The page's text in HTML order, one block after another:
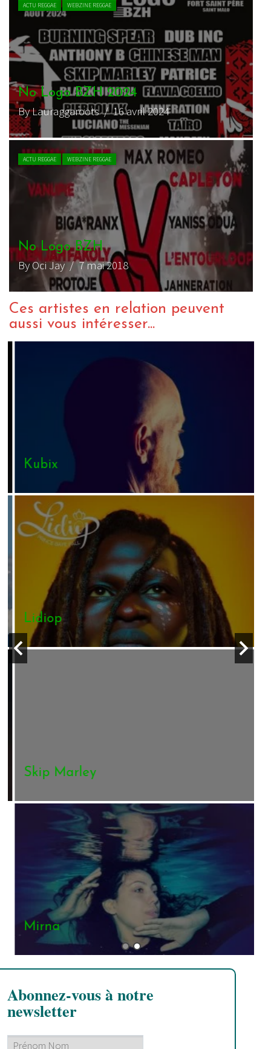
ACTU REGGAE WEBZINE REGGAE
No Logo BZH 2024
By Lauraggaroots/ 16 avril 2024
ACTU REGGAE WEBZINE REGGAE
No Logo BZH
By Oci Jay/ 7 mai 2018
Ces artistes en relation peuvent
aussi vous intéresser...
Kubix
Lidiop
Skip Marley
Mirna
Abonnez-vous à notre
newsletter